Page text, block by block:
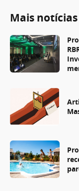
Mais notícias